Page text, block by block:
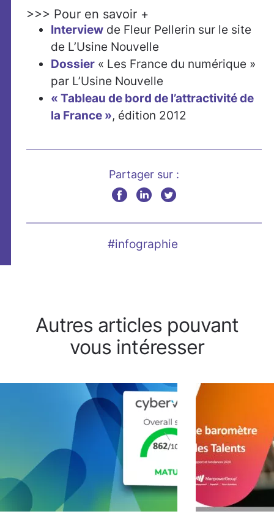
>>> Pour en savoir +
Interview de Fleur Pellerin sur le site
de L’Usine Nouvelle
Dossier « Les France du numérique »
par L’Usine Nouvelle
« Tableau de bord de l’attractivité de
la France », édition 2012
Partager sur :
#infographie
Autres articles pouvant
vous intéresser